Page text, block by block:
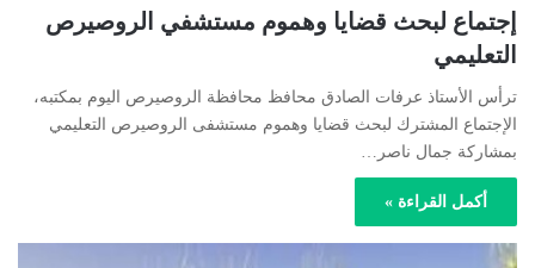
إجتماع لبحث قضايا وهموم مستشفي الروصيرص
التعليمي
ترأس الأستاذ عرفات الصادق محافظ محافظة الروصيرص اليوم بمكتبه،
الإجتماع المشترك لبحث قضايا وهموم مستشفى الروصيرص التعليمي
بمشاركة جمال ناصر…
أكمل القراءة »